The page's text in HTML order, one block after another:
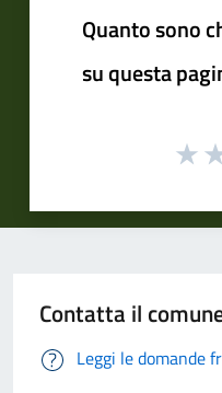
Quanto sono
su questa
Contatta il
Leggi le domande